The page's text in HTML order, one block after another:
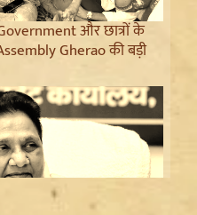
और छात्रों के
Gherao की बड़ी